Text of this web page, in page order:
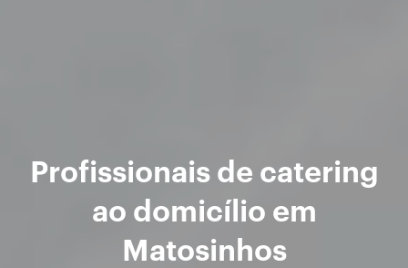
Profissionais de catering
ao domicílio em
Matosinhos